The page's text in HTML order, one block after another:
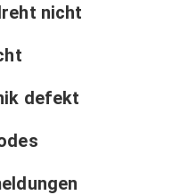
nicht
defekt